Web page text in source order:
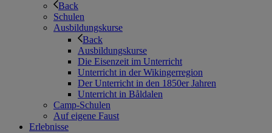
Back
Schulen
Ausbildungskurse
Back
Ausbildungskurse
Die Eisenzeit im Unterricht
Unterricht in der Wikingerregion
Der Unterricht in den 1850er Jahren
Unterricht in Båldalen
Camp-Schulen
Auf eigene Faust
Erlebnisse